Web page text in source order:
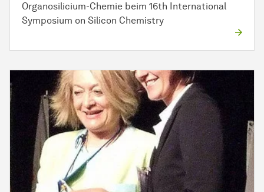
Organosilicium-Chemie beim 16th International
Symposium on Silicon Chemistry